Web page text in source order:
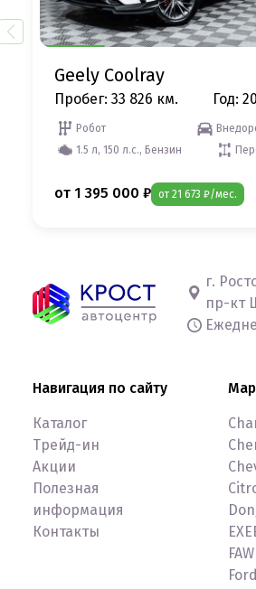
Geely Coolray
Пробег: 33 826 км. Год:
Робот
1.5 л, 150 л.с., Бензин
от 1 395 000 ₽ от 21 673 ₽/мес.
г.
пр-кт
Навигация по сайту
Каталог
Трейд-ин
Акции
Полезная
информация
Контакты
FAW
Ford